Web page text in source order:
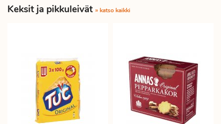
Keksit ja pikkuleivät » katso kaikki